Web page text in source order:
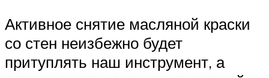
Активное снятие масляной краски
со стен неизбежно будет
притуплять наш инструмент, а